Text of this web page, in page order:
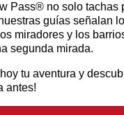
Pass® no solo tachas
guías señalan
miradores y los
segunda mirada.
tu aventura y
antes!